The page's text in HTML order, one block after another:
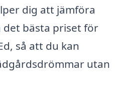
dig att jämföra
bästa priset för
så att du kan
utan